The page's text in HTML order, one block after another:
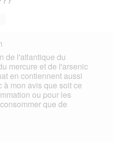
de l'atlantique du
mercure et de l'arsenic
en contiennent aussi
à mon avis que soit ce
ou pour les
que de